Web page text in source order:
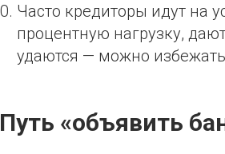
Часто кредиторы идут на
процентную нагрузку,
удаются — можно
Путь «объявить